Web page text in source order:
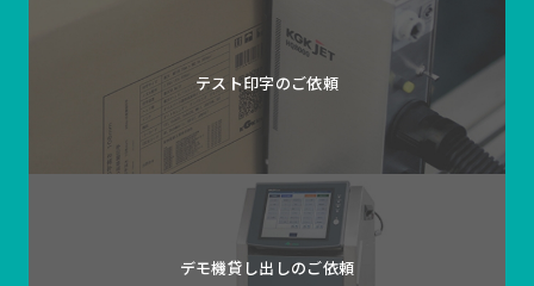
テスト印字のご依頼
デモ機貸し出しのご依頼